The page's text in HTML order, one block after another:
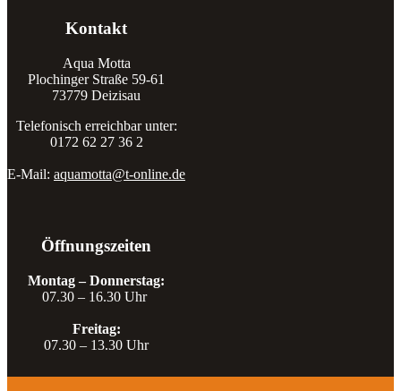
Kontakt
Aqua Motta
Plochinger Straße 59-61
73779 Deizisau
Telefonisch erreichbar unter:
0172 62 27 36 2
E-Mail: aquamotta@t-online.de
Öffnungszeiten
Montag – Donnerstag:
07.30 – 16.30 Uhr
Freitag:
07.30 – 13.30 Uhr